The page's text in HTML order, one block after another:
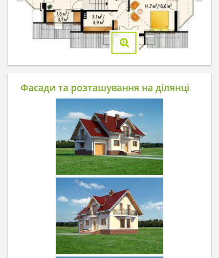
Фасади та розташування на ділянці